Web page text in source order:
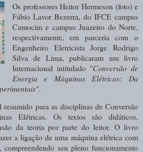
Os professores Heitor Hermeson (foto) e
Fábio Lavor Bezerra, do IFCE campus
Camocim e campus Juazeiro do Norte,
respectivamente, em parceria com o
Engenheiro Eletricista Jorge Rodrigo
Silva de Lima, publicaram um livro
Internacional intitulado "Conversão de
Energia e Máquinas Elétricas: Da
.
para as disciplinas de Conversão
Elétricas. Os textos são didáticos,
da teoria por parte do leitor. O livro
a ligação de uma máquina elétrica com
compreendendo seu pleno funcionamento